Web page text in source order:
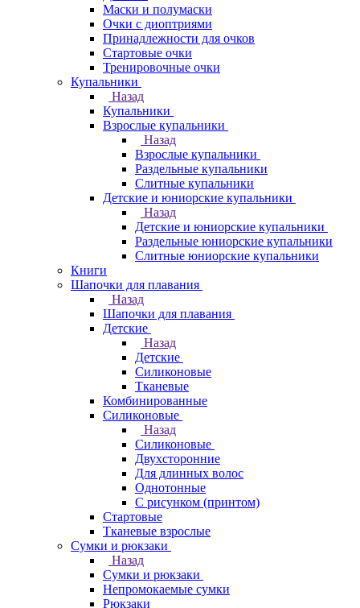
Маски и полумаски
Очки с диоптриями
Принадлежности для очков
Стартовые очки
Тренировочные очки
Купальники
Назад
Купальники
Взрослые купальники
Назад
Взрослые купальники
Раздельные купальники
Слитные купальники
Детские и юниорские купальники
Назад
Детские и юниорские купальники
Раздельные юниорские купальники
Слитные юниорские купальники
Книги
Шапочки для плавания
Назад
Шапочки для плавания
Детские
Назад
Детские
Силиконовые
Тканевые
Комбинированные
Силиконовые
Назад
Силиконовые
Двухсторонние
Для длинных волос
Однотонные
С рисунком (принтом)
Стартовые
Тканевые взрослые
Сумки и рюкзаки
Назад
Сумки и рюкзаки
Непромокаемые сумки
Рюкзаки